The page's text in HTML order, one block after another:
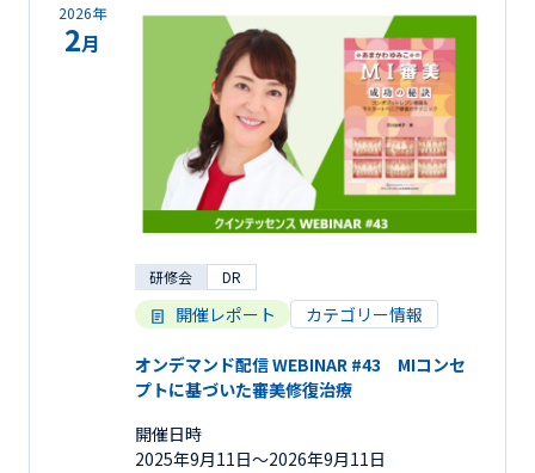
2026年
2月
研修会 DR
開催レポート カテゴリー情報
オンデマンド配信 WEBINAR #43 MIコンセ
プトに基づいた審美修復治療
開催日時
2025年9月11日〜2026年9月11日